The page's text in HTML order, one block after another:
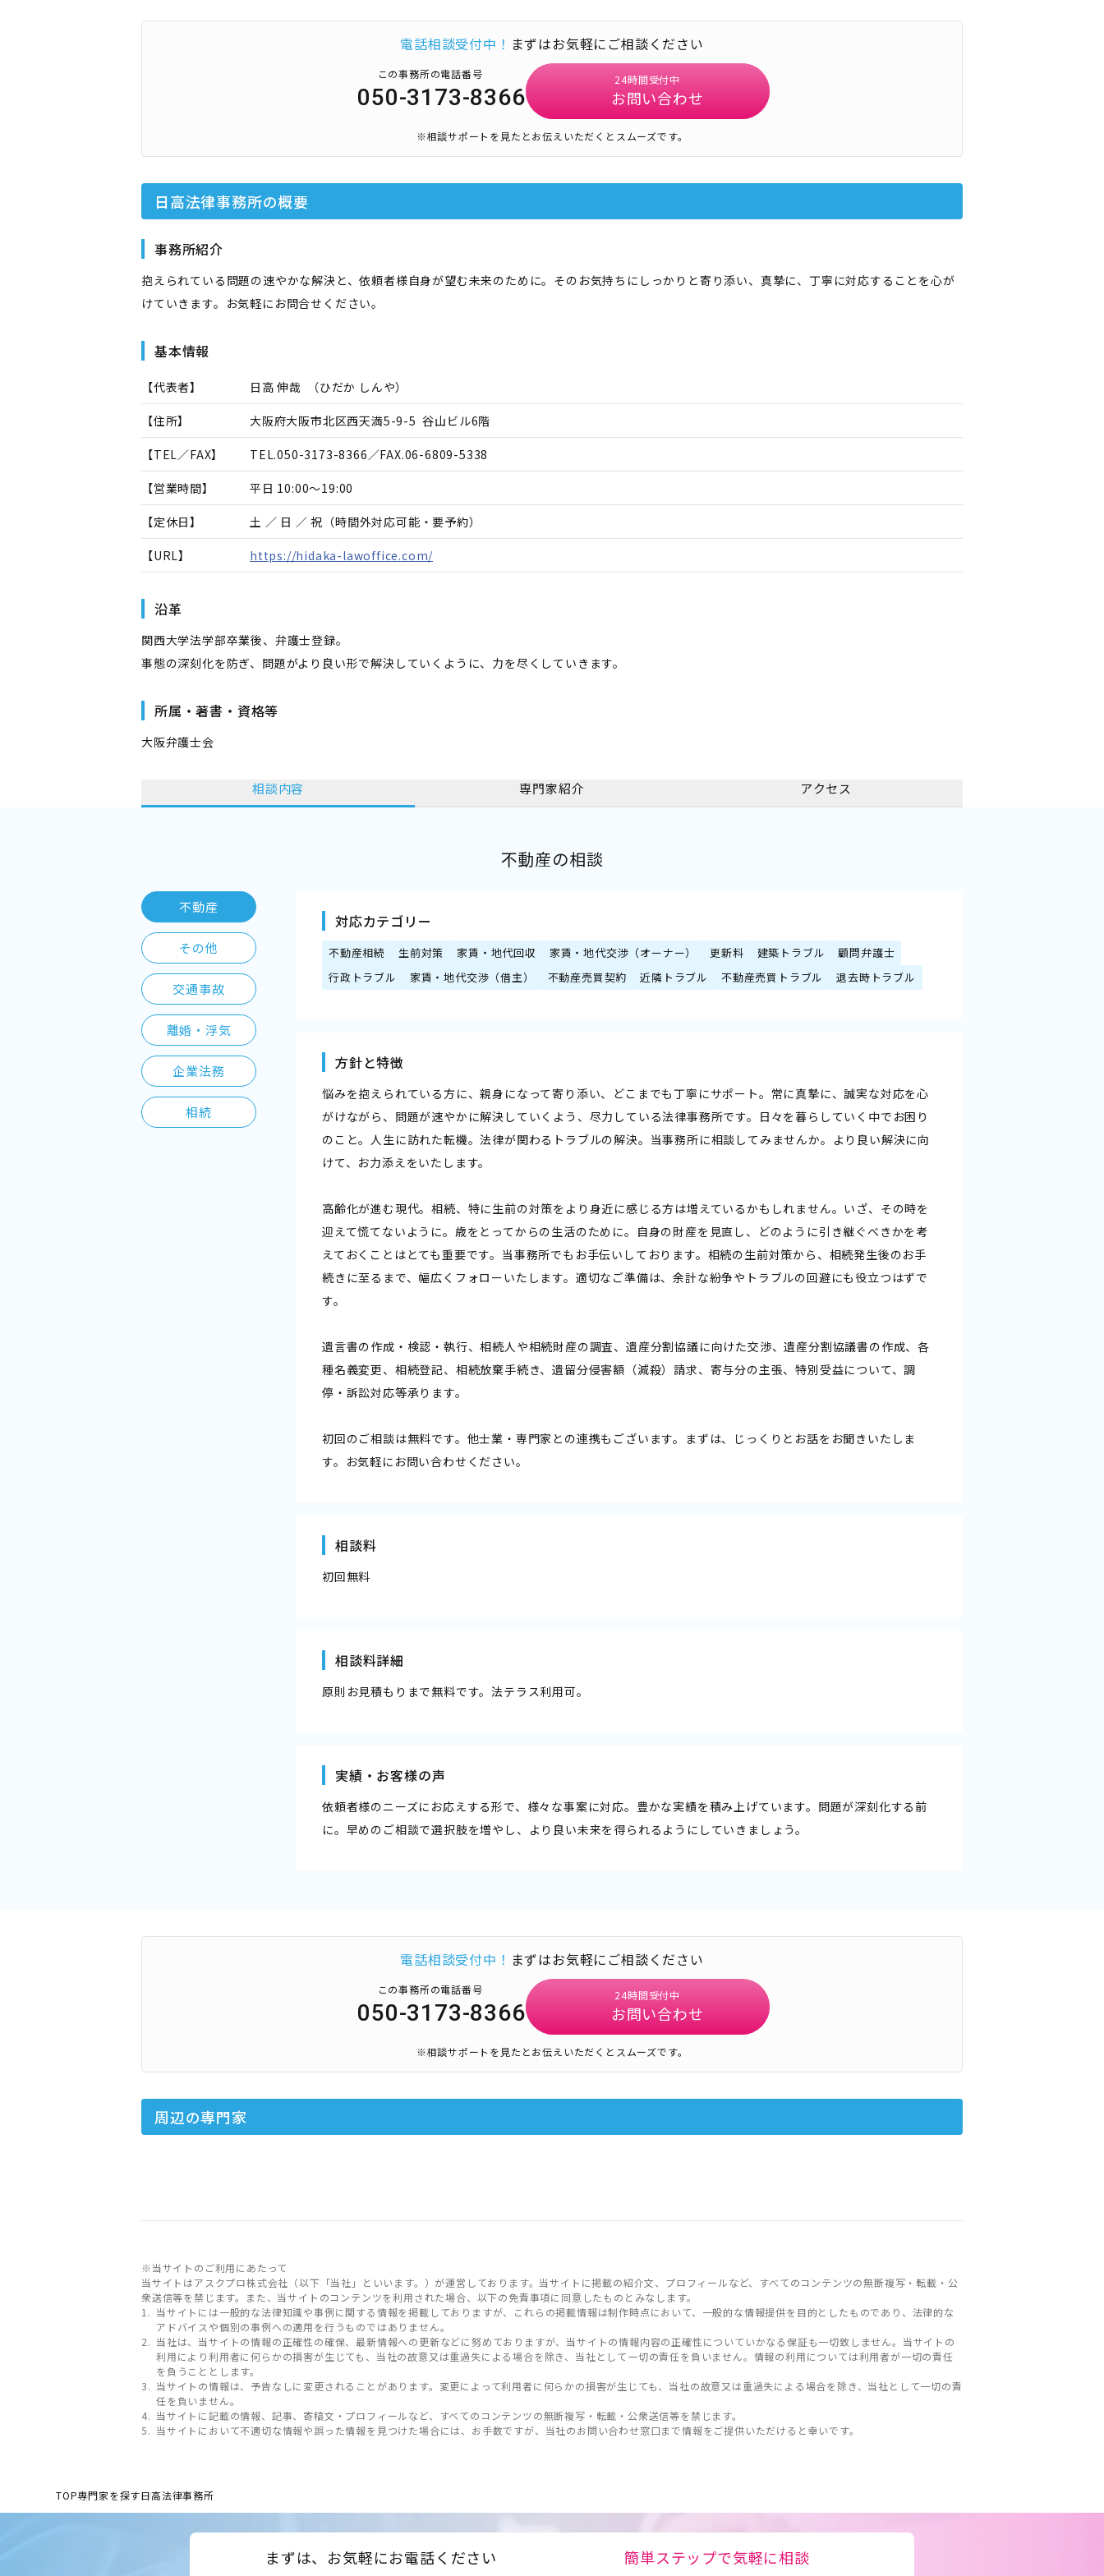
電話相談受付中！ まずはお気軽にご相談ください
この事務所の電話番号
050-3173-8366
24時間受付中
お問い合わせ
※相談サポートを見たとお伝えいただくとスムーズです。
日高法律事務所の概要
事務所紹介
抱えられている問題の速やかな解決と、依頼者様自身が望む未来のために。そのお気持ちにしっかりと寄り添い、真摯に、丁寧に対応することを心が
けていきます。お気軽にお問合せください。
基本情報
【代表者】 日高 伸哉 （ひだか しんや）
【住所】 大阪府大阪市北区西天満5-9-5 谷山ビル6階
【TEL／FAX】 TEL.050-3173-8366／FAX.06-6809-5338
【営業時間】 平日 10:00～19:00
【定休日】 土 ／ 日 ／ 祝（時間外対応可能・要予約）
【URL】 https://hidaka-lawoffice.com/
沿革
関西大学法学部卒業後、弁護士登録。
事態の深刻化を防ぎ、問題がより良い形で解決していくように、力を尽くしていきます。
所属・著書・資格等
大阪弁護士会
相談内容 専門家紹介 アクセス
不動産の相談
不動産
その他
交通事故
離婚・浮気
企業法務
相続
対応カテゴリー
不動産相続 生前対策 家賃・地代回収 家賃・地代交渉（オーナー） 更新料 建築トラブル
顧問弁護士
行政トラブル
家賃・地代交渉（借主） 不動産売買契約 近隣トラブル 不動産売買トラブル 退去時トラブル
方針と特徴
悩みを抱えられている方に、親身になって寄り添い、どこまでも丁寧にサポート。常に真摯に、誠実な対応を心
がけながら、問題が速やかに解決していくよう、尽力している法律事務所です。日々を暮らしていく中でお困り
のこと。人生に訪れた転機。法律が関わるトラブルの解決。当事務所に相談してみませんか。より良い解決に向
けて、お力添えをいたします。
高齢化が進む現代。相続、特に生前の対策をより身近に感じる方は増えているかもしれません。いざ、その時を
迎えて慌てないように。歳をとってからの生活のために。自身の財産を見直し、どのように引き継ぐべきかを考
えておくことはとても重要です。当事務所でもお手伝いしております。相続の生前対策から、相続発生後のお手
続きに至るまで、幅広くフォローいたします。適切なご準備は、余計な紛争やトラブルの回避にも役立つはずで
す。
遺言書の作成・検認・執行、相続人や相続財産の調査、遺産分割協議に向けた交渉、遺産分割協議書の作成、各
種名義変更、相続登記、相続放棄手続き、遺留分侵害額（減殺）請求、寄与分の主張、特別受益について、調
停・訴訟対応等承ります。
初回のご相談は無料です。他士業・専門家との連携もございます。まずは、じっくりとお話をお聞きいたしま
す。お気軽にお問い合わせください。
相談料
初回無料
相談料詳細
原則お見積もりまで無料です。法テラス利用可。
実績・お客様の声
依頼者様のニーズにお応えする形で、様々な事案に対応。豊かな実績を積み上げています。問題が深刻化する前
に。早めのご相談で選択肢を増やし、より良い未来を得られるようにしていきましょう。
電話相談受付中！ まずはお気軽にご相談ください
この事務所の電話番号
050-3173-8366
24時間受付中
お問い合わせ
※相談サポートを見たとお伝えいただくとスムーズです。
周辺の専門家
※当サイトのご利用にあたって
当サイトはアスクプロ株式会社（以下「当社」といいます。）が運営しております。当サイトに掲載の紹介文、プロフィールなど、すべてのコンテンツの無断複写・転載・公
衆送信等を禁じます。また、当サイトのコンテンツを利用された場合、以下の免責事項に同意したものとみなします。
当サイトには一般的な法律知識や事例に関する情報を掲載しておりますが、これらの掲載情報は制作時点において、一般的な情報提供を目的としたものであり、法律的な
アドバイスや個別の事例への適用を行うものではありません。
当社は、当サイトの情報の正確性の確保、最新情報への更新などに努めておりますが、当サイトの情報内容の正確性についていかなる保証も一切致しません。当サイトの
利用により利用者に何らかの損害が生じても、当社の故意又は重過失による場合を除き、当社として一切の責任を負いません。情報の利用については利用者が一切の責任
を負うこととします。
当サイトの情報は、予告なしに変更されることがあります。変更によって利用者に何らかの損害が生じても、当社の故意又は重過失による場合を除き、当社として一切の責
任を負いません。
当サイトに記載の情報、記事、寄稿文・プロフィールなど、すべてのコンテンツの無断複写・転載・公衆送信等を禁じます。
当サイトにおいて不適切な情報や誤った情報を見つけた場合には、お手数ですが、当社のお問い合わせ窓口まで情報をご提供いただけると幸いです。
TOP専門家を探す日高法律事務所
まずは、お気軽にお電話ください 簡単ステップで気軽に相談